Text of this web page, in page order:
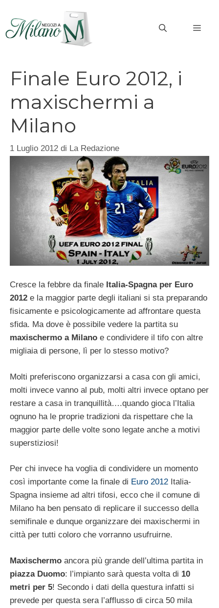
contenuto
Finale Euro 2012, i
maxischermi a
Milano
1 Luglio 2012 di La Redazione
Cresce la febbre da finale Italia-Spagna per Euro
2012 e la maggior parte degli italiani si sta preparando
fisicamente e psicologicamente ad affrontare questa
sfida. Ma dove è possibile vedere la partita su
maxischermo a Milano e condividere il tifo con altre
migliaia di persone, lì per lo stesso motivo?
Molti preferiscono organizzarsi a casa con gli amici,
molti invece vanno al pub, molti altri invece optano per
restare a casa in tranquillità….quando gioca l’Italia
ognuno ha le proprie tradizioni da rispettare che la
maggior parte delle volte sono legate anche a motivi
superstiziosi!
Per chi invece ha voglia di condividere un momento
così importante come la finale di Euro 2012 Italia-
Spagna insieme ad altri tifosi, ecco che il comune di
Milano ha ben pensato di replicare il successo della
semifinale e dunque organizzare dei maxischermi in
città per tutti coloro che vorranno usufruirne.
Maxischermo ancora più grande dell’ultima partita in
piazza Duomo: l’impianto sarà questa volta di 10
metri per 5! Secondo i dati della questura infatti si
prevede per questa sera l’afflusso di circa 50 mila